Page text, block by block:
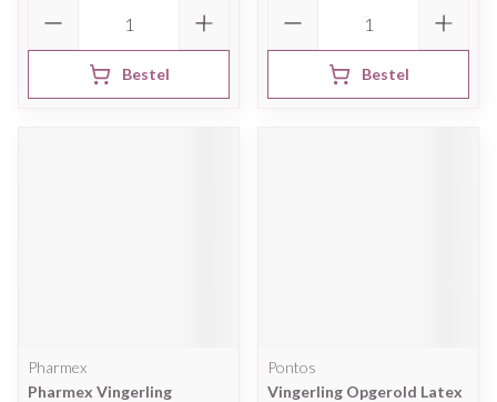
Bestel Bestel
Pharmex
Pharmex Vingerling
Pontos
Vingerling Opgerold Latex